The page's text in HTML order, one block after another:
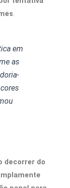
.
em
as
decorrer do